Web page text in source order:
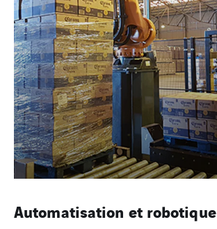
Automatisation et robotique